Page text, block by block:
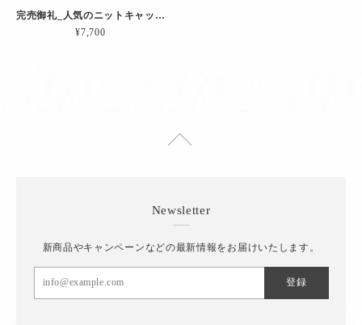
完売御礼_人気のニットキャップが目出し帽になって帰って来ました。その名も「Editorsマスク（チャコール）」
¥7,700
Newsletter
新商品やキャンペーンなどの最新情報をお届けいたします。
登録